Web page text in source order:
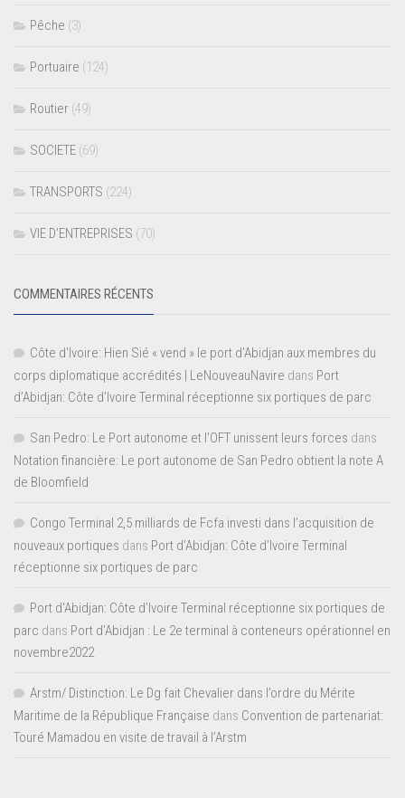
Pêche (3)
Portuaire (124)
Routier (49)
SOCIETE (69)
TRANSPORTS (224)
VIE D’ENTREPRISES (70)
COMMENTAIRES RÉCENTS
Côte d'Ivoire: Hien Sié « vend » le port d'Abidjan aux membres du
corps diplomatique accrédités | LeNouveauNavire dans Port
d’Abidjan: Côte d’Ivoire Terminal réceptionne six portiques de parc
San Pedro: Le Port autonome et l’OFT unissent leurs forces dans
Notation financière: Le port autonome de San Pedro obtient la note A
de Bloomfield
Congo Terminal 2,5 milliards de Fcfa investi dans l’acquisition de
nouveaux portiques dans Port d’Abidjan: Côte d’Ivoire Terminal
réceptionne six portiques de parc
Port d'Abidjan: Côte d’Ivoire Terminal réceptionne six portiques de
parc dans Port d’Abidjan : Le 2e terminal à conteneurs opérationnel en
novembre2022
Arstm/ Distinction: Le Dg fait Chevalier dans l’ordre du Mérite
Maritime de la République Française dans Convention de partenariat:
Touré Mamadou en visite de travail à l’Arstm